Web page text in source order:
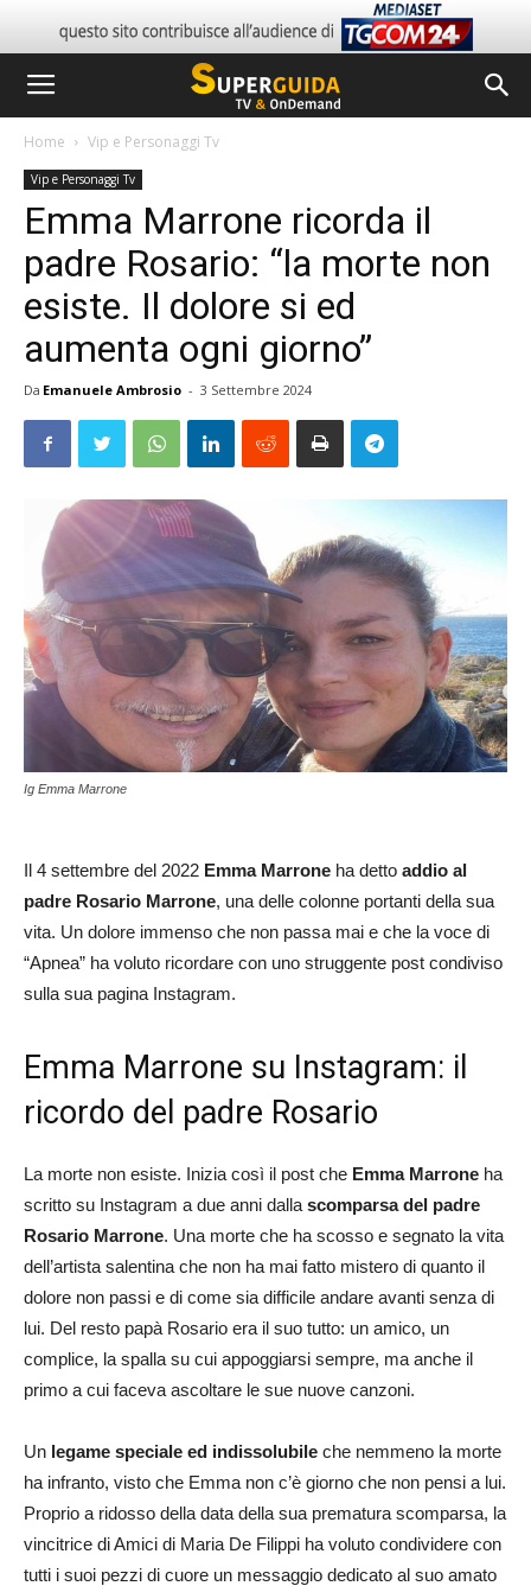
Home Vip e Personaggi Tv
Vip e Personaggi Tv
Emma Marrone ricorda il
padre Rosario: “la morte non
esiste. Il dolore si ed
aumenta ogni giorno”
Da Emanuele Ambrosio - 3 Settembre 2024
Ig Emma Marrone
Il 4 settembre del 2022 Emma Marrone ha detto addio al
padre Rosario Marrone, una delle colonne portanti della sua
vita. Un dolore immenso che non passa mai e che la voce di
“Apnea” ha voluto ricordare con uno struggente post condiviso
sulla sua pagina Instagram.
Emma Marrone su Instagram: il
ricordo del padre Rosario
La morte non esiste. Inizia così il post che Emma Marrone ha
scritto su Instagram a due anni dalla scomparsa del padre
Rosario Marrone. Una morte che ha scosso e segnato la vita
dell’artista salentina che non ha mai fatto mistero di quanto il
dolore non passi e di come sia difficile andare avanti senza di
lui. Del resto papà Rosario era il suo tutto: un amico, un
complice, la spalla su cui appoggiarsi sempre, ma anche il
primo a cui faceva ascoltare le sue nuove canzoni.
Un legame speciale ed indissolubile che nemmeno la morte
ha infranto, visto che Emma non c’è giorno che non pensi a lui.
Proprio a ridosso della data della sua prematura scomparsa, la
vincitrice di Amici di Maria De Filippi ha voluto condividere con
tutti i suoi pezzi di cuore un messaggio dedicato al suo amato